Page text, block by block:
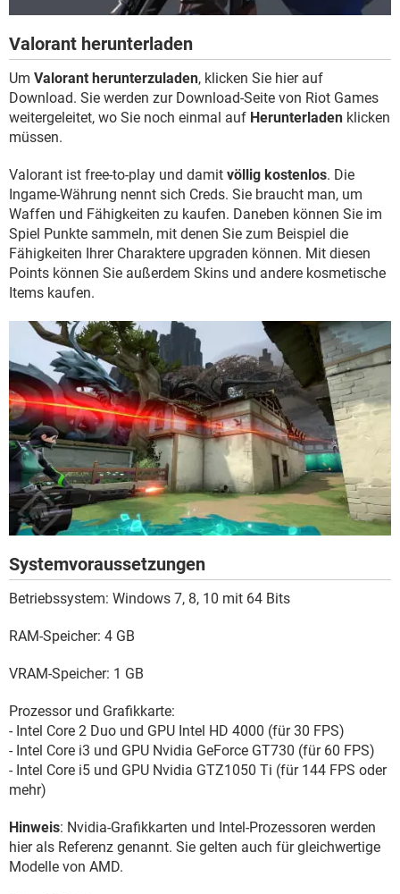
Valorant herunterladen
Um Valorant herunterzuladen, klicken Sie hier auf
Download. Sie werden zur Download-Seite von Riot Games
weitergeleitet, wo Sie noch einmal auf Herunterladen klicken
müssen.
Valorant ist free-to-play und damit völlig kostenlos. Die
Ingame-Währung nennt sich Creds. Sie braucht man, um
Waffen und Fähigkeiten zu kaufen. Daneben können Sie im
Spiel Punkte sammeln, mit denen Sie zum Beispiel die
Fähigkeiten Ihrer Charaktere upgraden können. Mit diesen
Points können Sie außerdem Skins und andere kosmetische
Items kaufen.
Systemvoraussetzungen
Betriebssystem: Windows 7, 8, 10 mit 64 Bits
RAM-Speicher: 4 GB
VRAM-Speicher: 1 GB
Prozessor und Grafikkarte:
- Intel Core 2 Duo und GPU Intel HD 4000 (für 30 FPS)
- Intel Core i3 und GPU Nvidia GeForce GT730 (für 60 FPS)
- Intel Core i5 und GPU Nvidia GTZ1050 Ti (für 144 FPS oder
mehr)
Hinweis: Nvidia-Grafikkarten und Intel-Prozessoren werden
hier als Referenz genannt. Sie gelten auch für gleichwertige
Modelle von AMD.